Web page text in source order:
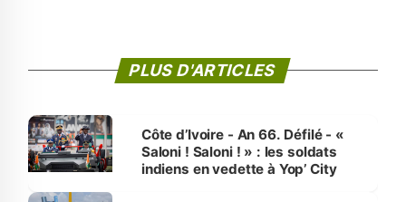
PLUS D'ARTICLES
Côte d’Ivoire - An 66. Défilé - «
Saloni ! Saloni ! » : les soldats
indiens en vedette à Yop’ City